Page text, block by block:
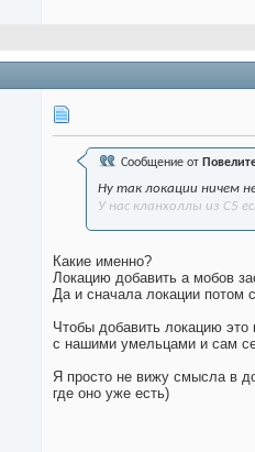
Сообщение от
Ну так локации ничем
У нас кланхоллы из С5
Какие именно?
Локацию добавить а мобов
Да и сначала локации потом
Чтобы добавить локацию это
с нашими умельцами и сам
Я просто не вижу смысла в
где оно уже есть)